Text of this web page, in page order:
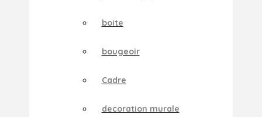
boite
bougeoir
Cadre
decoration murale